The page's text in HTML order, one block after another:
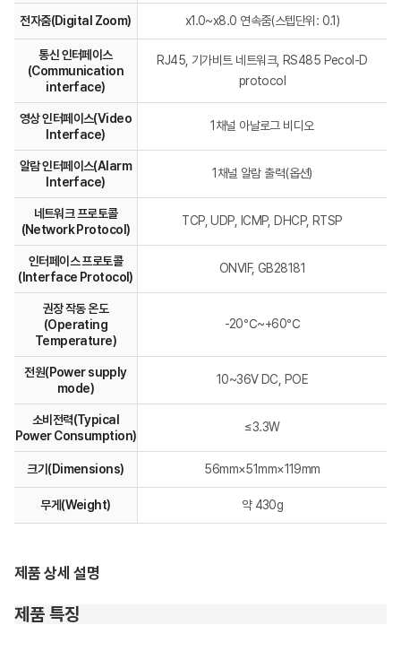
전자줌(Digital Zoom) x1.0~x8.0 연속줌(스텝단위: 0.1)
통신 인터페이스
(Communication
interface)
RJ45, 기가비트 네트워크, RS485 Pecol-D
protocol
영상 인터페이스(Video
Interface)
1채널 아날로그 비디오
알람 인터페이스(Alarm
Interface)
1채널 알람 출력(옵션)
네트워크 프로토콜
(Network Protocol)
TCP, UDP, ICMP, DHCP, RTSP
인터페이스 프로토콜
(Interface Protocol)
ONVIF, GB28181
권장 작동 온도
(Operating
Temperature)
-20℃~+60℃
전원(Power supply
mode)
10~36V DC, POE
소비전력(Typical
Power Consumption)
≤3.3W
크기(Dimensions) 56mm×51mm×119mm
무게(Weight) 약 430g
제품 상세 설명
제품 특징